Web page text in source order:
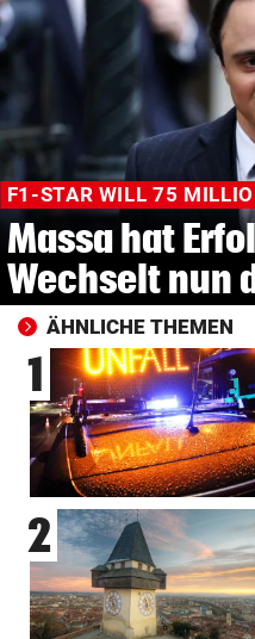
F1-STAR WILL 75
Massa hat
Wechselt nun
ÄHNLICHE THEMEN
1
2